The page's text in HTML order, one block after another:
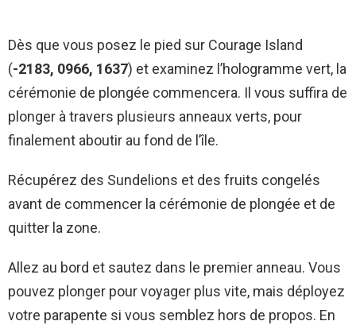
Dès que vous posez le pied sur Courage Island
(-2183, 0966, 1637) et examinez l’hologramme vert, la
cérémonie de plongée commencera. Il vous suffira de
plonger à travers plusieurs anneaux verts, pour
finalement aboutir au fond de l’île.
Récupérez des Sundelions et des fruits congelés
avant de commencer la cérémonie de plongée et de
quitter la zone.
Allez au bord et sautez dans le premier anneau. Vous
pouvez plonger pour voyager plus vite, mais déployez
votre parapente si vous semblez hors de propos. En